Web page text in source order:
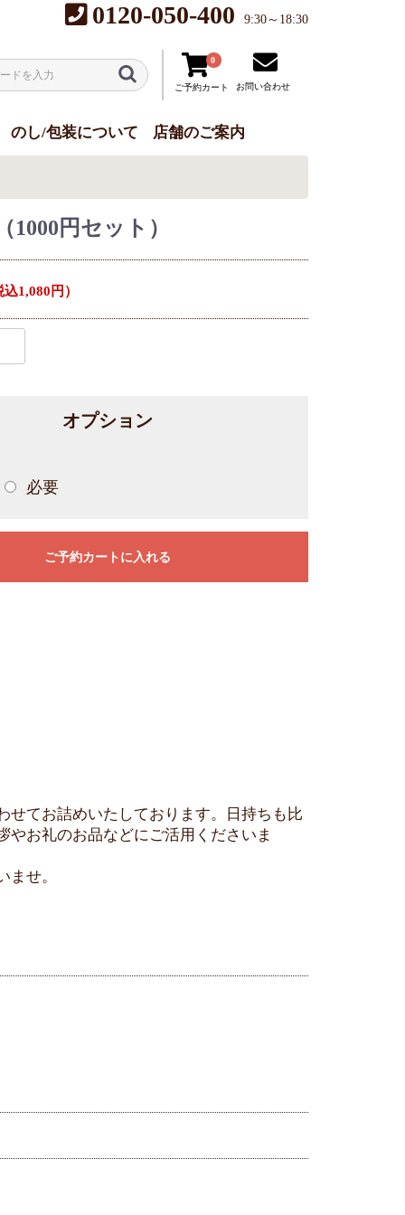
0120-050-400 9:30～18:30
0
ご予約カート お問い合わせ
のし/包装について 店舗のご案内
1000円セット）
1,080円）
オプション
必要
ご予約カートに入れる
せてお詰めいたしております。日持ちも比
お礼のお品などにご活用くださいま
せ。